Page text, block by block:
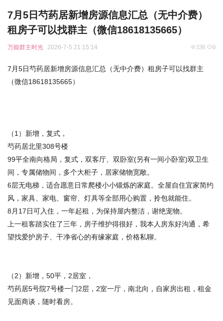
7月5日芍药居新增房源信息汇总（无中介费）
租房子可以找群主（微信18618135665）
万能群主时光 2026-7-5 21:15:14 338 0
7月5日芍药居新增房源信息汇总（无中介费）租房子可以找群主
（微信18618135665）
（1）新增，复式，
芍药居北里308号楼
99平全南向格局，复式，双客厅、双卧室(另有一间小卧室)双卫生
间，专属储物间，多个大柜子，居家储物宽敞。
6层无电梯，适合愿意日常爬楼小小锻炼的家庭。全屋自住宜家简约
风，家具、家电、窗帘、灯具等全部用心购置，拎包就能住。
8月17日可入住，一年起租，为保持屋内整洁，谢绝宠物。
上一租客踏实住了三年，房子维护得很好，我本人房东好沟通，希
望找爱护房子、干净省心的有缘家庭，价格私聊。
（2）新增，50平，2居室，
芍药居5号院7号楼一门2层，2室一厅，南北向，自家房出租，租金
见面商谈，随时看房。